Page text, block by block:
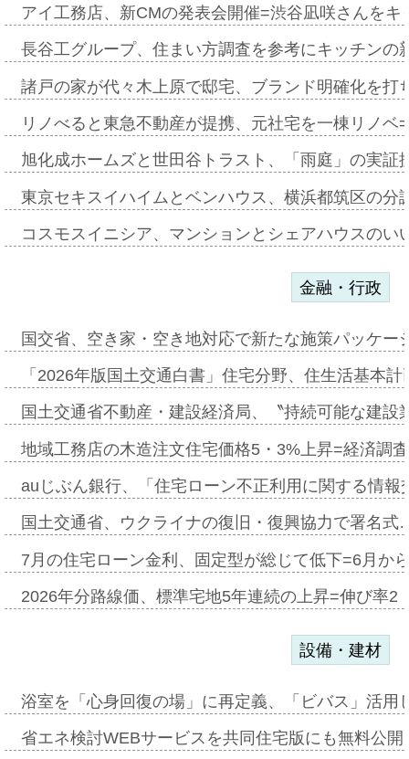
アイ工務店、新CMの発表会開催=渋谷凪咲さんを
長谷工グループ、住まい方調査を参考にキッチン
諸戸の家が代々木上原で邸宅、ブランド明確化を
リノべると東急不動産が提携、元社宅を一棟リノ
旭化成ホームズと世田谷トラスト、「雨庭」の実
東京セキスイハイムとベンハウス、横浜都筑区の
コスモスイニシア、マンションとシェアハウスの
金融・行政
国交省、空き家・空き地対応で新たな施策パッケ
「2026年版国土交通白書」住宅分野、住生活基本
国土交通省不動産・建設経済局、〝持続可能な建
地域工務店の木造注文住宅価格5・3%上昇=経済調
auじぶん銀行、「住宅ローン不正利用に関する情
国土交通省、ウクライナの復旧・復興協力で署名
7月の住宅ローン金利、固定型が総じて低下=6月か
2026年分路線価、標準宅地5年連続の上昇=伸び率
設備・建材
浴室を「心身回復の場」に再定義、「ビバス」活
省エネ検討WEBサービスを共同住宅版にも無料公